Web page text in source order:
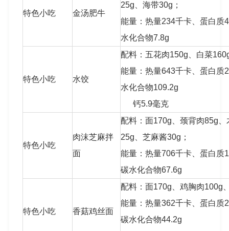
特色小吃 金汤肥牛
25g、海带30g；
能量：热量234千卡、蛋白质
水化合物7.8g
特色小吃 水饺
配料：五花肉150g、白菜
能量：热量643千卡、蛋白质
水化合物109.2g
钙5.9毫克
特色小吃
肉沫芝麻拌
面
配料：面170g、颈背肉85g
25g、芝麻酱30g；
能量：热量706千卡、蛋白质
碳水化合物67.6g
特色小吃 香菇鸡丝面
配料：面170g、鸡胸肉100g
能量：热量362千卡、蛋白质
碳水化合物44.2g